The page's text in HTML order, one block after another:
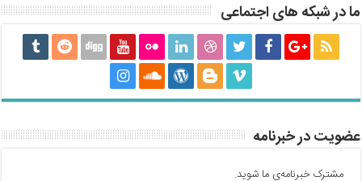
ما در شبکه های اجتماعی
عضویت در خبرنامه
مشترک خبرنامه‌ی ما شوید.